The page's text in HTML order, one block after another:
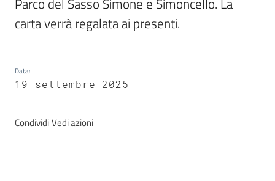
Biodiversità
Consultazione
carta verrà regalata ai presenti.
Data:
19 settembre 2025
CondividiVedi azioni